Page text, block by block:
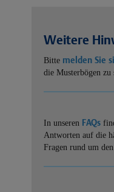
Weitere
Bitte melden Sie
die Musterbögen zu
In unseren FAQs
Antworten auf die
Fragen rund um